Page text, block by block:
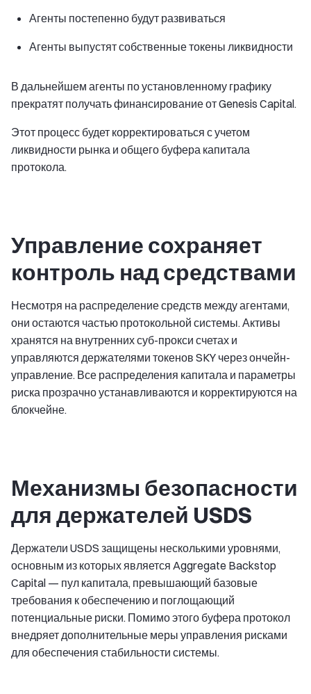
Агенты постепенно будут развиваться
Агенты выпустят собственные токены ликвидности
В дальнейшем агенты по установленному графику
прекратят получать финансирование от Genesis Capital.
Этот процесс будет корректироваться с учетом
ликвидности рынка и общего буфера капитала
протокола.
Управление сохраняет
контроль над средствами
Несмотря на распределение средств между агентами,
они остаются частью протокольной системы. Активы
хранятся на внутренних суб-прокси счетах и
управляются держателями токенов SKY через ончейн-
управление. Все распределения капитала и параметры
риска прозрачно устанавливаются и корректируются на
блокчейне.
Механизмы безопасности
для держателей USDS
Держатели USDS защищены несколькими уровнями,
основным из которых является Aggregate Backstop
Capital — пул капитала, превышающий базовые
требования к обеспечению и поглощающий
потенциальные риски. Помимо этого буфера протокол
внедряет дополнительные меры управления рисками
для обеспечения стабильности системы.